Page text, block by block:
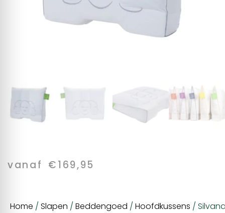
vanaf €169,95
Home / Slapen / Beddengoed / Hoofdkussens /